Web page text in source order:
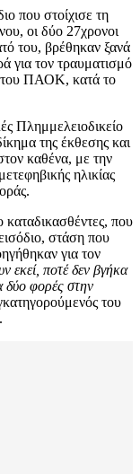
που στοίχισε τη
οι δύο 27χρονοι
του, βρέθηκαν ξανά
για τον τραυματισμό
του ΠΑΟΚ, κατά το
Πλημμελειοδικείο
της έκθεσης και
καθένα, με την
ηλικίας
καταδικασθέντες, που
στάση που
για τον
εκεί, ποτέ δεν βγήκα
δύο φορές στην
του